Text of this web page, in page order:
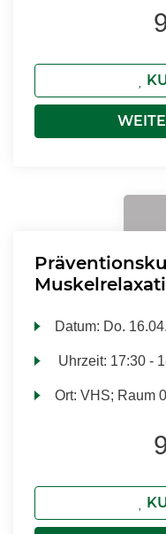
Datum: Do.
Uhrzeit: 17:30 -
Ort:VHS; Raum